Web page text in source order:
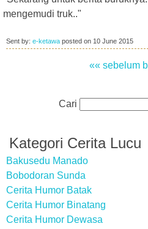
mengemudi truk.."
Sent by: e-ketawa posted on 10 June 2015
«« sebelum
Cari
Kategori Cerita Lucu
Bakusedu Manado
Bobodoran Sunda
Cerita Humor Batak
Cerita Humor Binatang
Cerita Humor Dewasa